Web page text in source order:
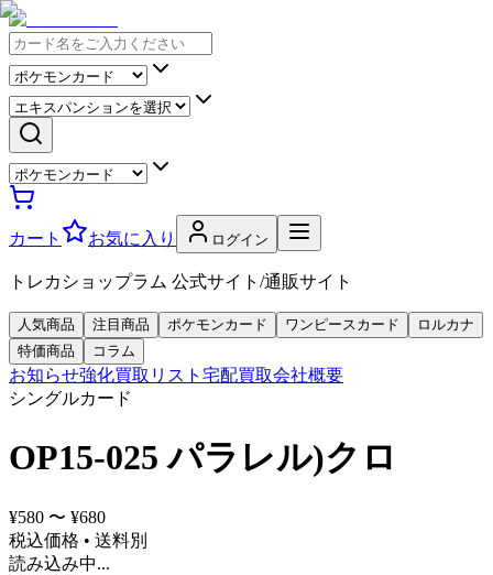
カート お気に入り ログイン
トレカショップラム 公式サイト/通販サイト
人気商品 注目商品 ポケモンカード ワンピースカード
ロルカナ
特価商品
コラム
お知らせ強化買取リスト 宅配買取会社概要
シングルカード
OP15-025 パラレル)クロ
¥580 〜 ¥680
税込価格 • 送料別
読み込み中...